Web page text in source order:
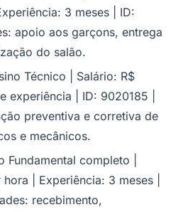
3 meses | ID:
apoio aos garçons, entrega
do salão.
Técnico | Salário: R$
experiência | ID: 9020185 |
preventiva e corretiva de
e mecânicos.
completo |
| Experiência: 3 meses |
recebimento,